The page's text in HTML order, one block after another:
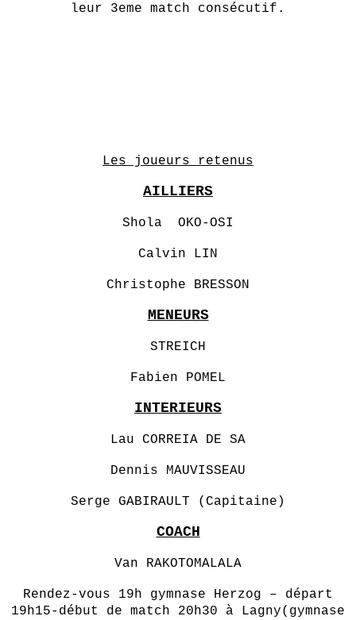
leur 3eme match consécutif.
Les joueurs retenus
AILLIERS
Shola OKO-OSI
Calvin LIN
Christophe BRESSON
MENEURS
STREICH
Fabien POMEL
INTERIEURS
Lau CORREIA DE SA
Dennis MAUVISSEAU
Serge GABIRAULT (Capitaine)
COACH
Van RAKOTOMALALA
Rendez-vous 19h gymnase Herzog – départ
19h15-début de match 20h30 à Lagny(gymnase